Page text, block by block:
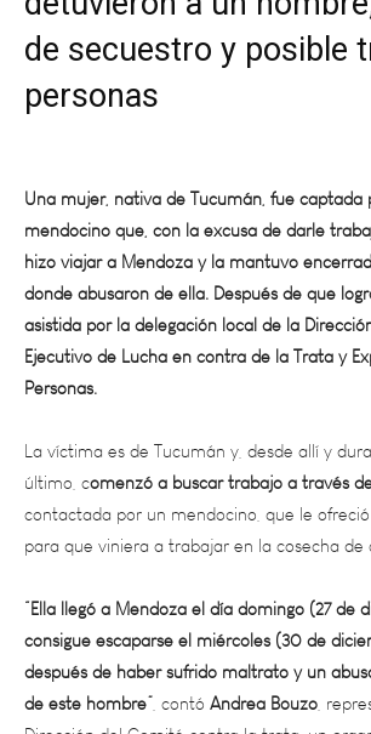
de secuestro y posible
personas
mendocino que, con la excusa de darle
hizo viajar a Mendoza y la mantuvo
donde abusaron de ella. Después de que
asistida por la delegación local de la
Ejecutivo de Lucha en contra de la Trata y
Personas.
La víctima es de Tucumán y, desde allí y
último, comenzó a buscar trabajo a través
contactada por un mendocino, que le
para que viniera a trabajar en la cosecha
“Ella llegó a Mendoza el día domingo (27 de
consigue escaparse el miércoles (30 de
después de haber sufrido maltrato y un
de este hombre”, contóAndrea Bouzo,
Dirección del Comité contra la trata, un